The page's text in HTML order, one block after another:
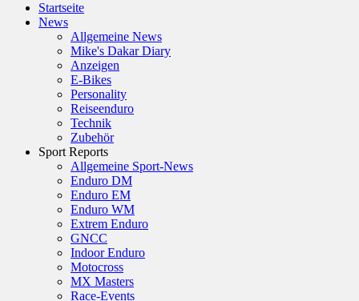
Startseite
News
Allgemeine News
Mike's Dakar Diary
Anzeigen
E-Bikes
Personality
Reiseenduro
Technik
Zubehör
Sport Reports
Allgemeine Sport-News
Enduro DM
Enduro EM
Enduro WM
Extrem Enduro
GNCC
Indoor Enduro
Motocross
MX Masters
Race-Events